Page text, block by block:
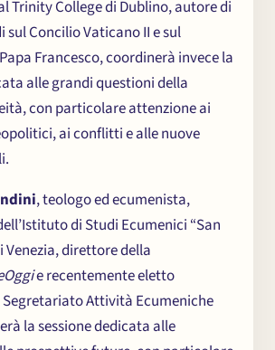
e
Trinity College di Dublino, autore di
sul Concilio Vaticano II e sul
Francesco, coordinerà invece la
alle grandi questioni della
con particolare attenzione ai
ai conflitti e alle nuove
, teologo ed ecumenista,
di Studi Ecumenici “San
Venezia, direttore della
e recentemente eletto
Segretariato Attività Ecumeniche
la sessione dedicata alle